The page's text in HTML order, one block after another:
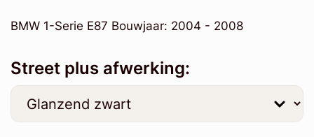
BMW 1-Serie E87 Bouwjaar: 2004 - 2008
Street plus afwerking: